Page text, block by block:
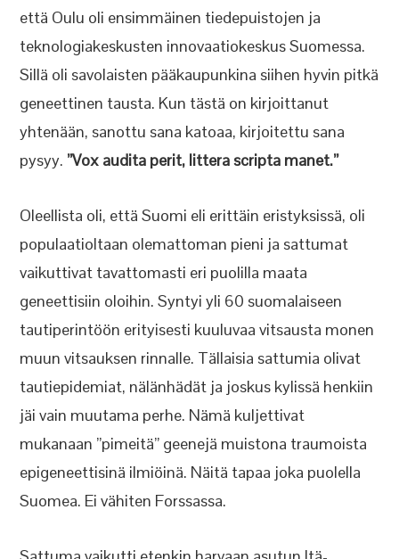
että Oulu oli ensimmäinen tiedepuistojen ja
teknologiakeskusten innovaatiokeskus Suomessa.
Sillä oli savolaisten pääkaupunkina siihen hyvin pitkä
geneettinen tausta. Kun tästä on kirjoittanut
yhtenään, sanottu sana katoaa, kirjoitettu sana
pysyy. ”Vox audita perit, littera scripta manet.”
Oleellista oli, että Suomi eli erittäin eristyksissä, oli
populaatioltaan olemattoman pieni ja sattumat
vaikuttivat tavattomasti eri puolilla maata
geneettisiin oloihin. Syntyi yli 60 suomalaiseen
tautiperintöön erityisesti kuuluvaa vitsausta monen
muun vitsauksen rinnalle. Tällaisia sattumia olivat
tautiepidemiat, nälänhädät ja joskus kylissä henkiin
jäi vain muutama perhe. Nämä kuljettivat
mukanaan ”pimeitä” geenejä muistona traumoista
epigeneettisinä ilmiöinä. Näitä tapaa joka puolella
Suomea. Ei vähiten Forssassa.